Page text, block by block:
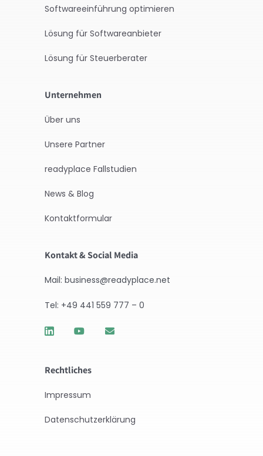
Unternehmen
Kontakt & Social Media
Rechtliches
Softwareeinführung optimieren
Lösung für Softwareanbieter
Lösung für Steuerberater
Über uns
Unsere Partner
readyplace Fallstudien
News & Blog
Kontaktformular
Mail: business@readyplace.net
Tel: +49 441 559 777 – 0
Impressum
Datenschutzerklärung